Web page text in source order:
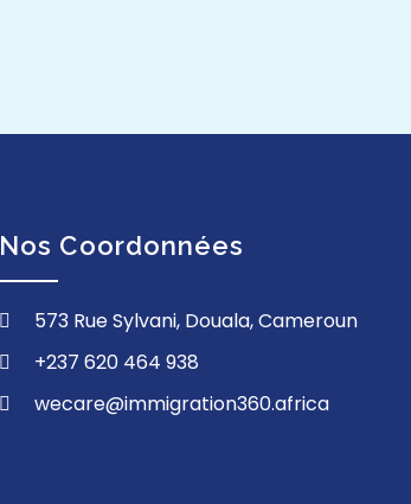
Nos Coordonnées
573 Rue Sylvani, Douala, Cameroun
+237 620 464 938
wecare@immigration360.africa